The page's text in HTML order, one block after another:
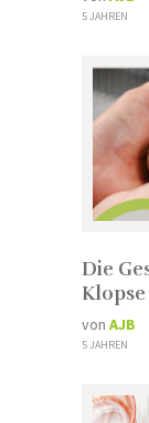
5 JAHREN
Die
Klopse
von AJB
5 JAHREN